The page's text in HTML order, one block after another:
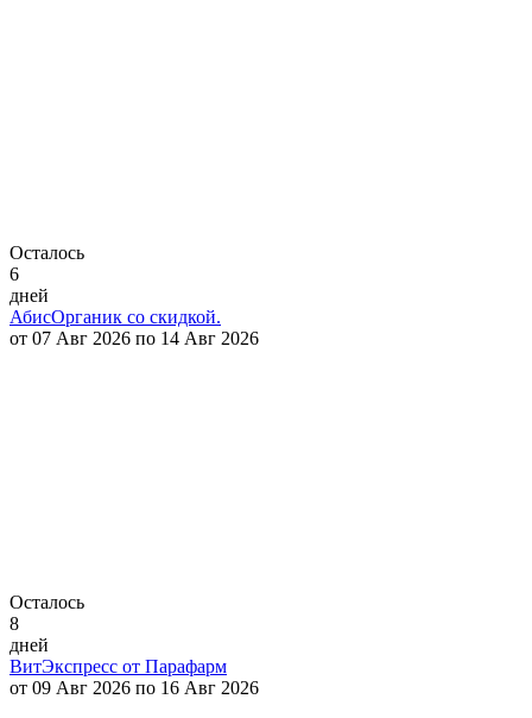
Осталось
6
дней
АбисОрганик со скидкой.
от 07 Авг 2026 по 14 Авг 2026
Осталось
8
дней
ВитЭкспресс от Парафарм
от 09 Авг 2026 по 16 Авг 2026